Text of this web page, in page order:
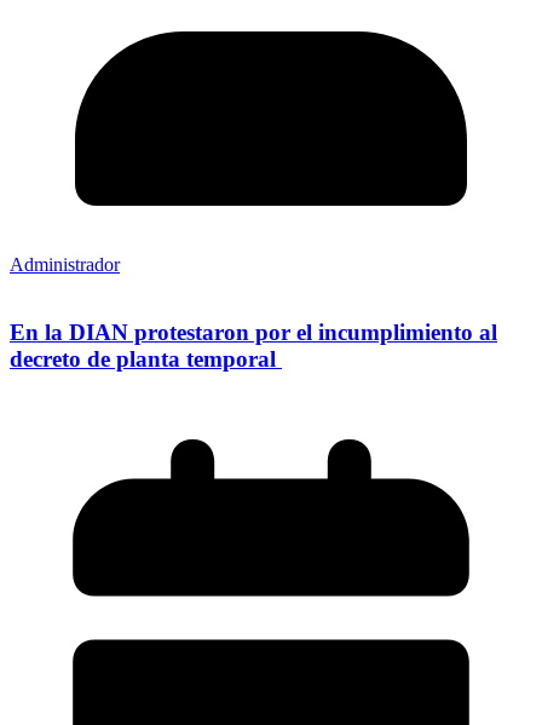
Administrador
En la DIAN protestaron por el incumplimiento al
decreto de planta temporal